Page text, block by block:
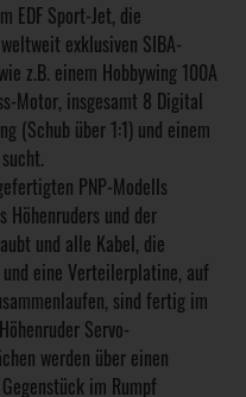
EDF Sport-Jet, die
exklusiven SIBA-
z.B. einem Hobbywing 100A
Motor, insgesamt 8 Digital
(Schub über 1:1) und einem
PNP-Modells
Höhenruders und der
und alle Kabel, die
und eine Verteilerplatine, auf
sind fertig im
Servo-
werden über einen
im Rumpf